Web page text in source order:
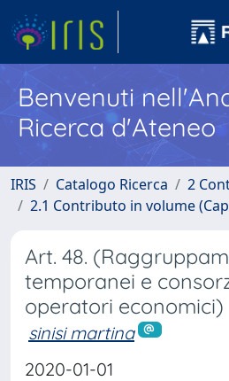
Benvenuti
Ricerca d'Ateneo
IRIS Catalogo Ricerca
2
2.1 Contributo in volume
Art. 48.
temporanei e
operatori economici)
sinisi martina
2020-01-01